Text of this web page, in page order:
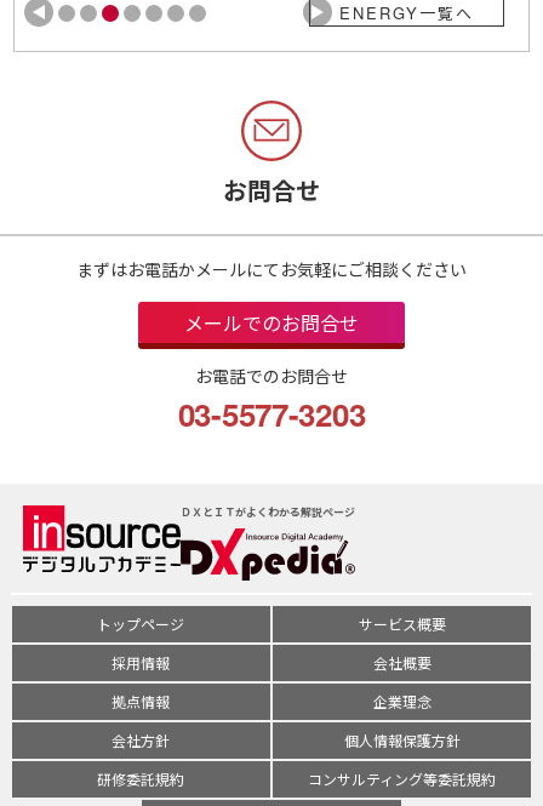
ENERGY一覧へ
お問合せ
まずはお電話かメールにてお気軽にご相談ください
メールでのお問合せ
お電話でのお問合せ
03-5577-3203
ＤＸとＩＴがよくわかる解説ページ
トップページ
サービス概要
採用情報
会社概要
拠点情報
企業理念
会社方針
個人情報保護方針
研修委託規約
コンサルティング等委託規約